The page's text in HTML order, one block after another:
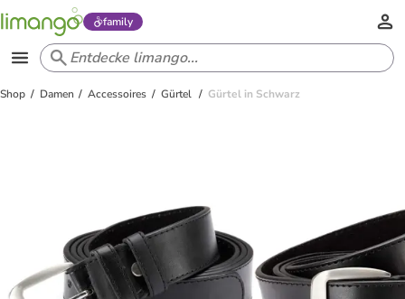
family
Shop Damen Accessoires Gürtel Gürtel in Schwarz